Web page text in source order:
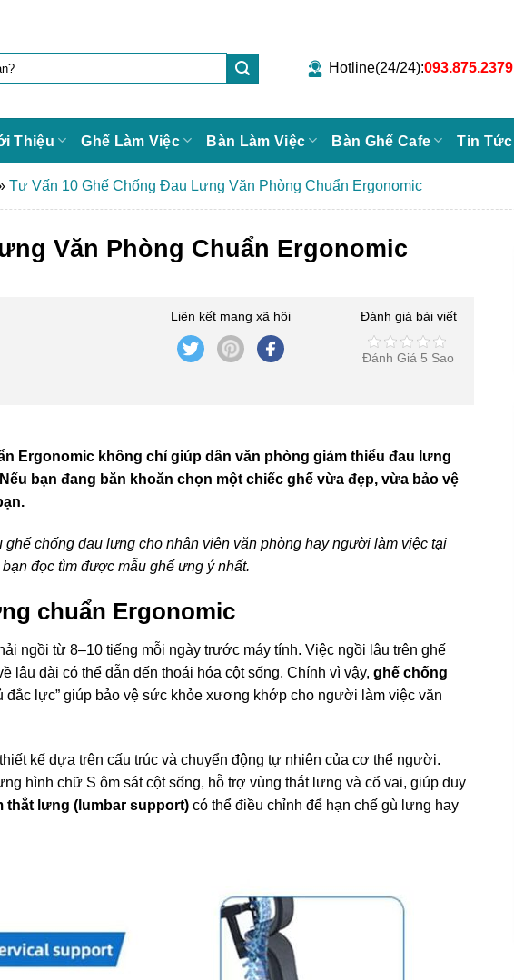
Hotline(24/24):093.875.2379
Thiệu Ghế Làm Việc Bàn Làm Việc Bàn Ghế Cafe Tin Tức
Tư Vấn 10 Ghế Chống Đau Lưng Văn Phòng Chuẩn Ergonomic
Văn Phòng Chuẩn Ergonomic
Liên kết mạng xã hội Đánh giá bài viết
Đánh Giá 5 Sao
Ergonomic không chỉ giúp dân văn phòng giảm thiểu đau lưng
bạn đang băn khoăn chọn một chiếc ghế vừa đẹp, vừa bảo vệ
chống đau lưng cho nhân viên văn phòng hay người làm việc tại
đọc tìm được mẫu ghế ưng ý nhất.
chuẩn Ergonomic
ngồi từ 8–10 tiếng mỗi ngày trước máy tính. Việc ngồi lâu trên ghế
lâu dài có thể dẫn đến thoái hóa cột sống. Chính vì vậy, ghế chống
đắc lực” giúp bảo vệ sức khỏe xương khớp cho người làm việc văn
kế dựa trên cấu trúc và chuyển động tự nhiên của cơ thể người.
hình chữ S ôm sát cột sống, hỗ trợ vùng thắt lưng và cổ vai, giúp duy
thắt lưng (lumbar support) có thể điều chỉnh để hạn chế gù lưng hay